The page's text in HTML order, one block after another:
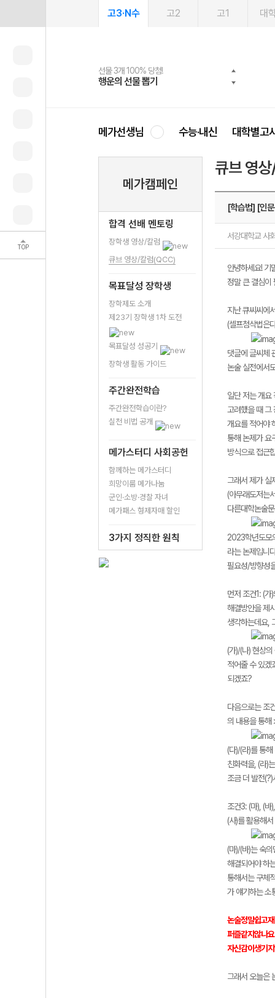
TOP
고3·N수 고2 고1 대
선물 3개 100% 당첨!
행운의 선물 뽑기
선물 100% 증정!
메가스터디 X 올리브
2027 러셀 단과
강사 공개선발
스마트러닝앱
설문 EVENT
메가패스
3일 무료 체험권
메가패스 수강생 무료혜택!
메가클럽 멤버십
사회공헌 캠페인
희망이룸 메가나눔
메가선생님 수능·내신 대학별고
메가캠페인
합격 선배 멘토링
장학생 영상/칼럼
큐브 영상/칼럼(QCC)
목표달성 장학생
장학제도 소개
제23기 장학생 1차 도전
목표달성 성공기
장학생 활동 가이드
주간완전학습
주간완전학습이란?
실천 비법 공개
메가스터디 사회공헌
함께하는 메가스터디
희망이룸 메가나눔
군인·소방·경찰 자녀
메가패스 형제자매 할인
3가지 정직한 원칙
큐브 영
[학습법] [인
서강대학교 사
안녕하세요! 기
정말 큰 결심이
지난 큐씨씨에
(셀프첨삭법은
댓글에 글씨체
논술 실전에서
일단 저는 개요
고려했을 때 그
개요를 적어야
통해 논제가 요
방식으로 접근
그래서 제가 실
(아무래도저는
다른대학논술
2023학년도모
라는 논제입니
필요성/방향성
먼저 조건1: (
해결방안을 제
생각하는데요,
(가)/(나) 현상
적어줄 수 있겠
되겠죠?
다음으로는 조
의 내용을 통해
(다)/(라)를 통
친화력을, (라)
조금 더 발전
조건3: (마), (바
(사)를 활용해
(마)/(바)는 숙
해결되어야 하
통해서는 구체
가 얘기하는 소
논술정말쉽고
퍼즐같지않나
자신감이생기
그래서 오늘은